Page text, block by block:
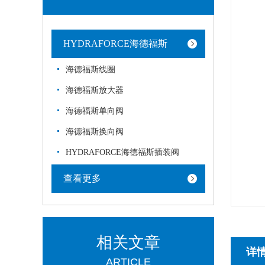
HYDRAFORCE海德福斯
海德福斯线圈
海德福斯放大器
海德福斯单向阀
海德福斯换向阀
HYDRAFORCE海德福斯插装阀
查看更多
相关文章
ARTICLE
详